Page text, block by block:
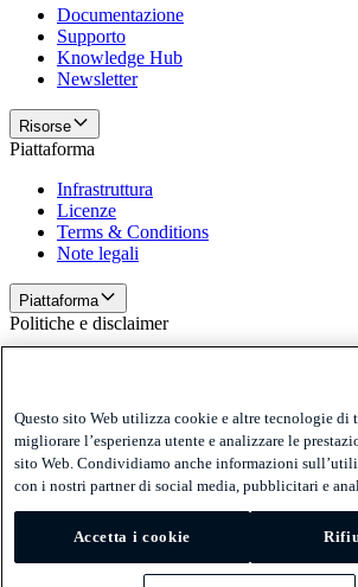
Documentazione
Supporto
Knowledge Hub
Newsletter
Risorse
Piattaforma
Infrastruttura
Licenze
Terms & Conditions
Note legali
Piattaforma
Politiche e disclaimer
Politiche e disclaimer
Ricevi la nostra newsletter Ricevi la nostra
newsletter
Privacy
Cookies
Questo sito Web utilizza cookie e altre tecnologie di
migliorare l’esperienza utente e analizzare le
sito Web. Condividiamo anche informazioni
con i nostri partner di social media, pubblicitari e
Accetta i cookie